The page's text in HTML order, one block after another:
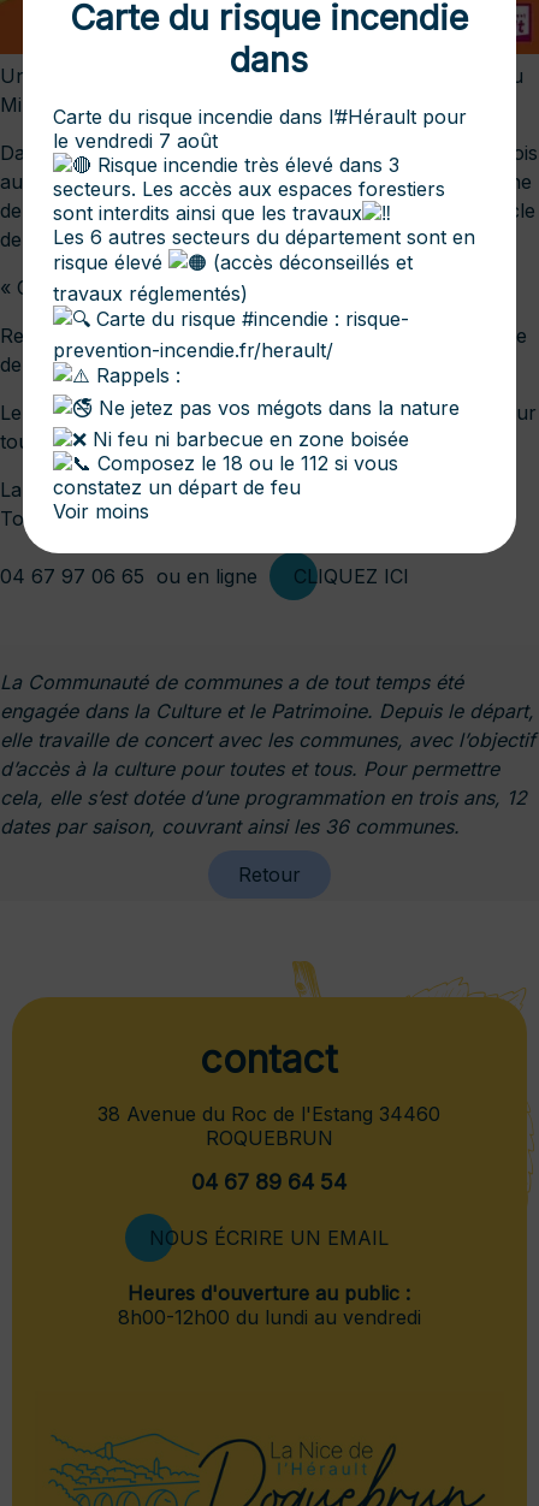
Un nouveau spectacle de la programmation culturelle du
Minervois au Caroux samedi 11 avril 2026 à Roquebrun
Dans le cadre de la programmation culturelle du Minervois
au Caroux, la Communauté de communes et la Commune
de Roquebrun ont le plaisir de vous annoncer le spectacle
de la
« Compagnie Le Polpesse ».
Rendez-vous samedi 11 avril 2026 à Roquebrun, à la salle
de la Mairie.
Le tarif est de 5€, pour permettre l'accès à la culture pour
toutes et tous et gratuit pour les – de 12 ans.
La réservation est conseillée auprès de l'Office de
Tourisme
04 67 97 06 65 ou en ligne CLIQUEZ ICI
La Communauté de communes a de tout temps été
engagée dans la Culture et le Patrimoine. Depuis le départ,
elle travaille de concert avec les communes, avec l’objectif
d’accès à la culture pour toutes et tous. Pour permettre
cela, elle s’est dotée d’une programmation en trois ans, 12
dates par saison, couvrant ainsi les 36 communes.
Retour
contact
38 Avenue du Roc de l'Estang 34460
ROQUEBRUN
04 67 89 64 54
NOUS ÉCRIRE UN EMAIL
Heures d'ouverture au public :
8h00-12h00 du lundi au vendredi
Carte du risque incendie
dans
Carte du risque incendie dans l’#Héraultpour
le vendredi 7 août
Risque incendie très élevé dans 3
secteurs. Les accès aux espaces forestiers
sont interdits ainsi que les travaux
Les 6 autres secteurs du département sont en
risque élevé
(accès déconseillés et
travaux réglementés)
Carte du risque #incendie: risque-
prevention-incendie.fr/herault/
Rappels :
Ne jetez pas vos mégots dans la nature
Ni feu ni barbecue en zone boisée
Composez le 18 ou le 112 si vous
constatez un départ de feu
Voir moins